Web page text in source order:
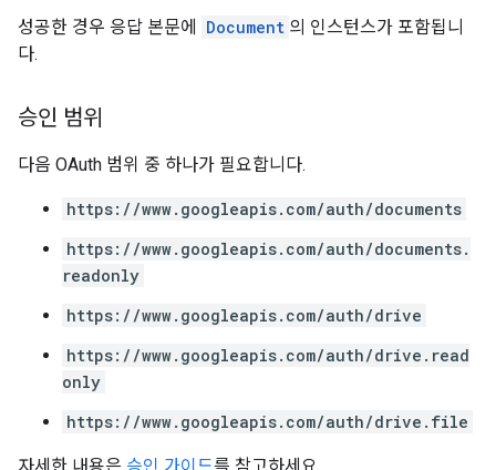
성공한 경우 응답 본문에 Document 의 인스턴스가 포함됩니
다.
승인 범위
다음 OAuth 범위 중 하나가 필요합니다.
https://www.googleapis.com/auth/documents
https://www.googleapis.com/auth/documents.
readonly
https://www.googleapis.com/auth/drive
https://www.googleapis.com/auth/drive.read
only
https://www.googleapis.com/auth/drive.file